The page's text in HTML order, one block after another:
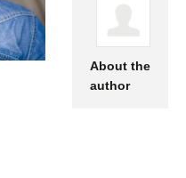
About the
author